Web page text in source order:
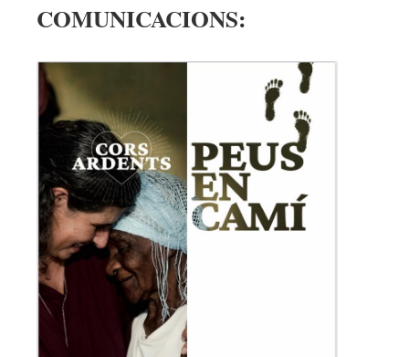
COMUNICACIONS: